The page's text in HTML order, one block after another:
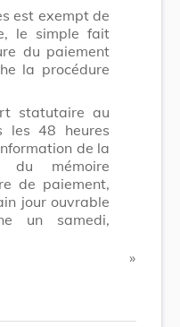
est exempt de
le simple fait
du paiement
la procédure
statutaire au
les 48 heures
de la
du mémoire
de paiement,
jour ouvrable
un samedi,
​ »